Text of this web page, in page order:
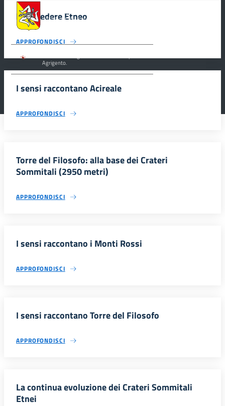
Il Belvedere Etneo
APPROFONDISCI
I sensi raccontano Acireale
APPROFONDISCI
Torre del Filosofo: alla base dei Crateri
Sommitali (2950 metri)
APPROFONDISCI
I sensi raccontano i Monti Rossi
APPROFONDISCI
I sensi raccontano Torre del Filosofo
APPROFONDISCI
La continua evoluzione dei Crateri Sommitali
Etnei
Siciliana, Dipartimento dei Beni Culturali e
dell’Identità Siciliana.
Agrigento.